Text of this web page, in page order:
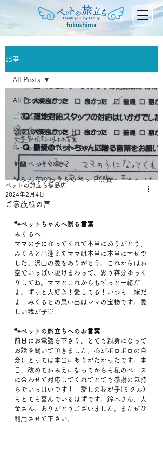
fukushima
記事
All Posts
ご家族様の声
ご家族様アンケート
📝ペット火葬についての記事
👨‍🏫ペットの雑学
🐾みんなのおうちのペット供養
All Posts
ご家族様の声
ペットの旅立ち福島店
2024年2月4日
🐾ペットちゃんへ贈る言葉
みくるへ
ママの子になってくれて本当にありがとう。
みくると出逢えてママは本当に本当に幸せで
した。沢山の愛をありがとう。これからはお
空でいっぱい駆けまわって、思う存分ゆっく
りしてね。ママとこれからもずっと一緒だ
よ。ずっと大好き！愛してる！いつも一緒だ
よ！みくるとの思い出はママの宝物です。愛
しい我が子♡
🐾ペットの旅立ちへのお言葉
前日にお電話を下さり、とても親身になって
お話を聞いて頂きました。心がボロボロの自
分にとっては本当にありがたかったです。本
日、改めておみえになってからも私のペース
に合わせて対応してくれてとても感謝の気持
ちでいっぱいです！！愛しの我が子(ミクル)
もとても喜んでいるはずです。鈴木さん、大
金さん、ありがとうございました。またぜひ
利用させて下さい。